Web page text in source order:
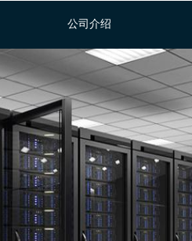
公司介绍